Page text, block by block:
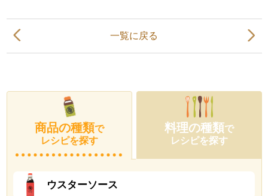
商品の種類で
レシピを探す
料理の種類で
レシピを探す
ウスターソース
一覧に戻る